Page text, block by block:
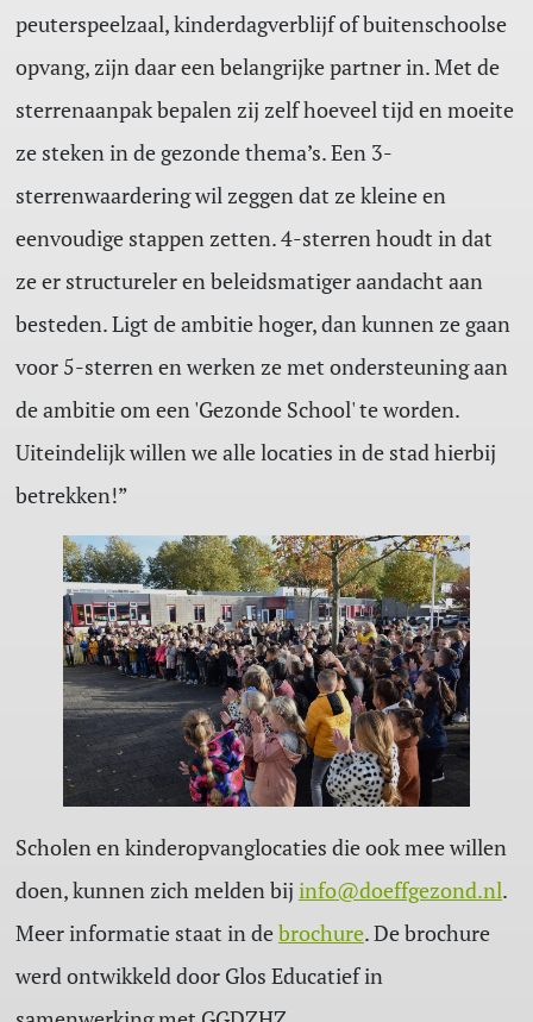
peuterspeelzaal, kinderdagverblijf of buitenschoolse
opvang, zijn daar een belangrijke partner in. Met de
sterrenaanpak bepalen zij zelf hoeveel tijd en moeite
ze steken in de gezonde thema’s. Een 3-
sterrenwaardering wil zeggen dat ze kleine en
eenvoudige stappen zetten. 4-sterren houdt in dat
ze er structureler en beleidsmatiger aandacht aan
besteden. Ligt de ambitie hoger, dan kunnen ze gaan
voor 5-sterren en werken ze met ondersteuning aan
de ambitie om een 'Gezonde School' te worden.
Uiteindelijk willen we alle locaties in de stad hierbij
betrekken!”
Scholen en kinderopvanglocaties die ook mee willen
doen, kunnen zich melden bij info@doeffgezond.nl.
Meer informatie staat in debrochure. De brochure
werd ontwikkeld door Glos Educatief in